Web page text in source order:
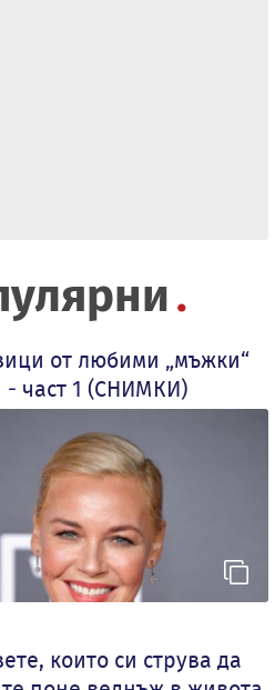
от любими „мъжки“
част 1 (СНИМКИ)
които си струва да